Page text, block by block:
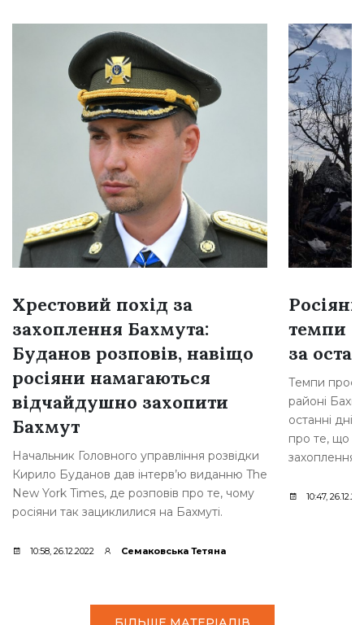
Хрестовий похід за
захоплення Бахмута:
Буданов розповів, навіщо
росіяни намагаються
відчайдушно захопити
Бахмут
Начальник Головного управління розвідки
Кирило Буданов дав інтерв’ю виданню The
New York Times, де розповів про те, чому
росіяни так зациклилися на Бахмуті.
10:58, 26.12.2022 Семаковська Тетяна
темпи
за
Темпи
районі
останні
про те, що
захоплення
10:47,